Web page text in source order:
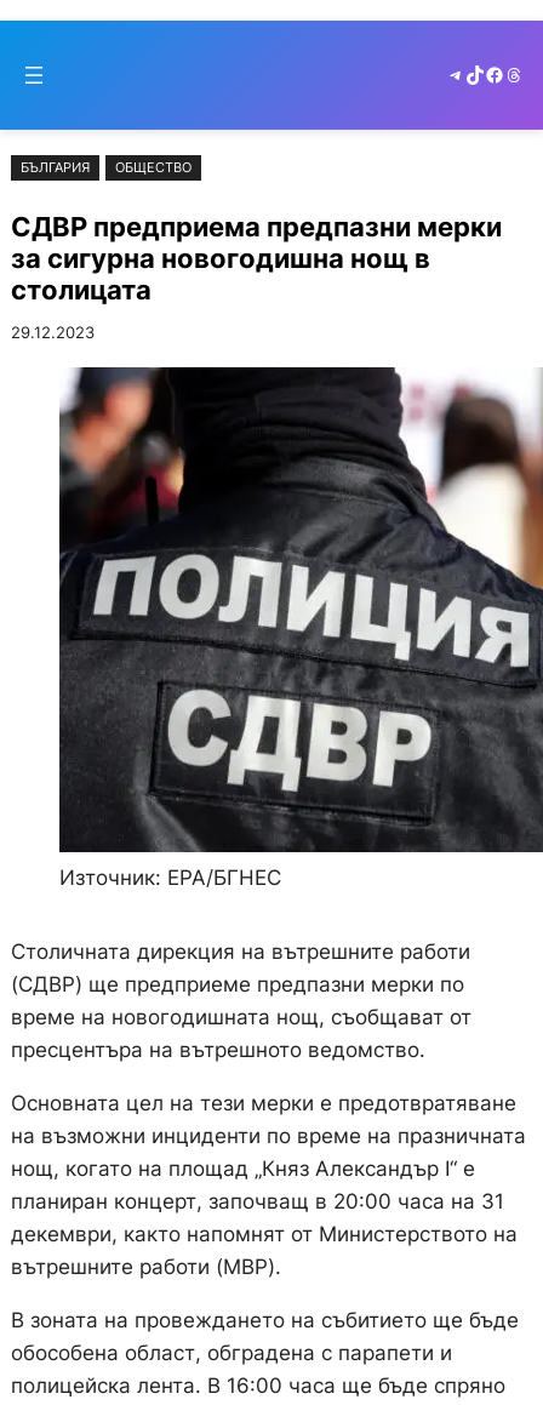
съдържанието
to
Telegram
TikTok
БЪЛГАРИЯ ОБЩЕСТВО
СДВР предприема предпазни мерки
за сигурна новогодишна нощ в
столицата
29.12.2023
Източник: EPA/БГНЕС
Столичната дирекция на вътрешните работи
(СДВР) ще предприеме предпазни мерки по
време на новогодишната нощ, съобщават от
пресцентъра на вътрешното ведомство.
Основната цел на тези мерки е предотвратяване
на възможни инциденти по време на празничната
нощ, когато на площад „Княз Александър I“ е
планиран концерт, започващ в 20:00 часа на 31
декември, както напомнят от Министерството на
вътрешните работи (МВР).
В зоната на провеждането на събитието ще бъде
обособена област, обградена с парапети и
полицейска лента. В 16:00 часа ще бъде спряно